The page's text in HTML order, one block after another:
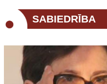
SABIEDRĪBA